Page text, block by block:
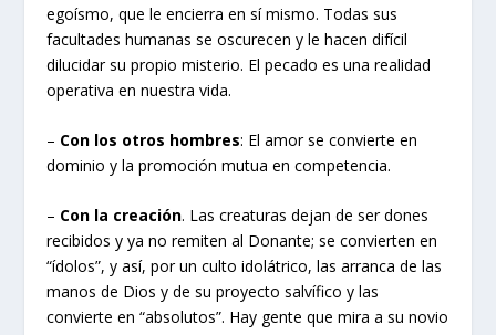
egoísmo, que le encierra en sí mismo. Todas sus
facultades humanas se oscurecen y le hacen difícil
dilucidar su propio misterio. El pecado es una realidad
operativa en nuestra vida.
– Con los otros hombres: El amor se convierte en
dominio y la promoción mutua en competencia.
– Con la creación. Las creaturas dejan de ser dones
recibidos y ya no remiten al Donante; se convierten en
“ídolos”, y así, por un culto idolátrico, las arranca de las
manos de Dios y de su proyecto salvífico y las
convierte en “absolutos”. Hay gente que mira a su novio